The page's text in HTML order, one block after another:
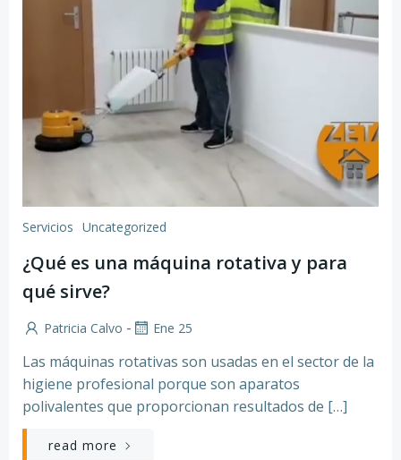
Servicios Uncategorized
¿Qué es una máquina rotativa y para
qué sirve?
Patricia Calvo - Ene 25
Las máquinas rotativas son usadas en el sector de la
higiene profesional porque son aparatos
polivalentes que proporcionan resultados de […]
read more